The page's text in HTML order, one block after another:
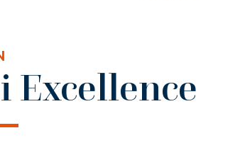
Excellence